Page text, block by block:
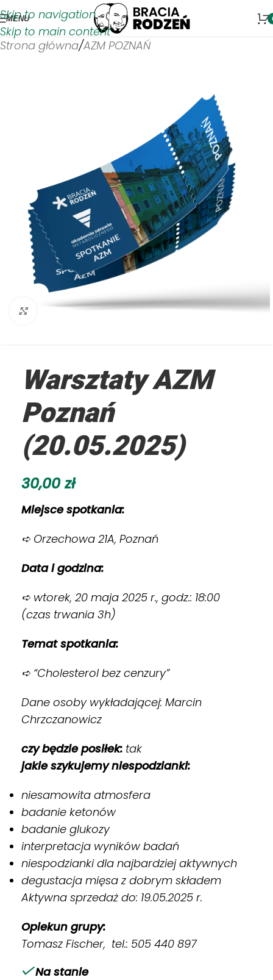
Skip to navigation
Skip to main content
MENU
Strona główna/AZM POZNAŃ
Kliknij aby powiększyć
Warsztaty AZM
Poznań
(20.05.2025)
30,00zł
Miejsce spotkania:
➪ Orzechowa 21A, Poznań
Data i godzina:
➪ wtorek, 20 maja 2025 r., godz.: 18:00
(czas trwania 3h)
Temat spotkania:
➪ “Cholesterol bez cenzury”
Dane osoby wykładającej: Marcin
Chrzczanowicz
czy będzie posiłek: tak
jakie szykujemy niespodzianki:
niesamowita atmosfera
badanie ketonów
badanie glukozy
interpretacja wyników badań
niespodzianki dla najbardziej aktywnych
degustacja mięsa z dobrym składem
Aktywna sprzedaż do: 19.05.2025 r.
Opiekun grupy:
Tomasz Fischer, tel.: 505 440 897
Na stanie